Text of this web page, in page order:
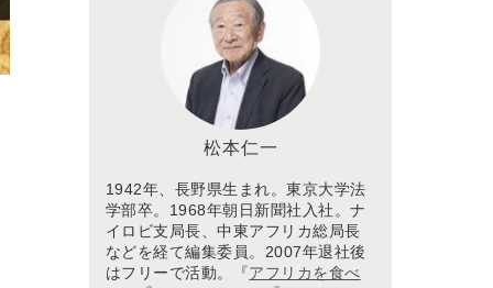
松本仁一
1942年、長野県生まれ。東京大学法
学部卒。1968年朝日新聞社入社。ナ
イロビ支局長、中東アフリカ総局長
などを経て編集委員。2007年退社後
はフリーで活動。『アフリカを食べ